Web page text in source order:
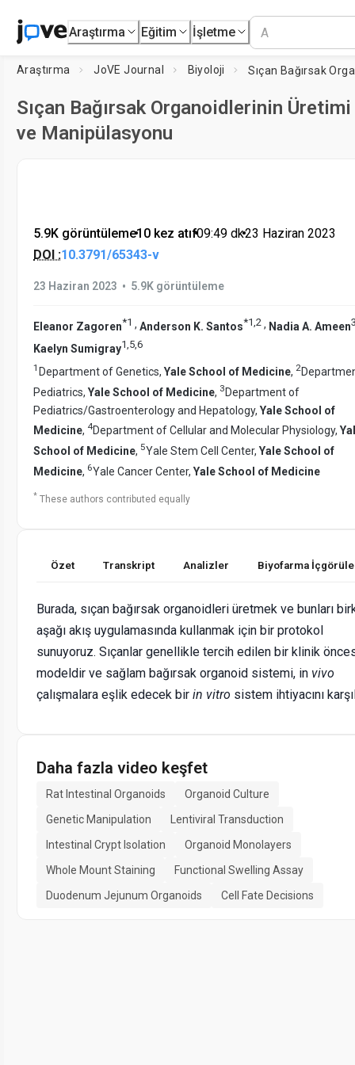
Araştırma Eğitim İşletme
Araştırma JoVE Journal Biyoloji
Sıçan Bağırsak Organoidlerinin Üretimi
ve Manipülasyonu
5.9K görüntüleme•10 kez atıf•09:49 dk•23 Haziran 2023
DOI :10.3791/65343-v
23 Haziran 2023 • 5.9K görüntüleme
Eleanor Zagoren*1 , Anderson K. Santos*1,2 , Nadia A. Ameen
Kaelyn Sumigray1 5 6
1 Department of Genetics, Yale School of Medicine, 2
Pediatrics, Yale School of Medicine, 3 Department of
Pediatrics/Gastroenterology and Hepatology, Yale School of
Medicine, 4Department of Cellular and Molecular Physiology,
School of Medicine, 5Yale Stem Cell Center, Yale School of
Medicine, 6Yale Cancer Center, Yale School of Medicine
* These authors contributed equally
Özet Transkript Analizler Biyofarma
Burada, sıçan bağırsak organoidleri üretmek ve bunları
aşağı akış uygulamasında kullanmak için bir protokol
sunuyoruz. Sıçanlar genellikle tercih edilen bir klinik
modeldir ve sağlam bağırsak organoid sistemi, in vivo
çalışmalara eşlik edecek bir in vitro sistem ihtiyacını
Daha fazla video keşfet
Rat Intestinal Organoids
Organoid Culture
Genetic Manipulation
Lentiviral Transduction
Intestinal Crypt Isolation
Organoid Monolayers
Whole Mount Staining
Functional Swelling Assay
Duodenum Jejunum Organoids
Cell Fate Decisions